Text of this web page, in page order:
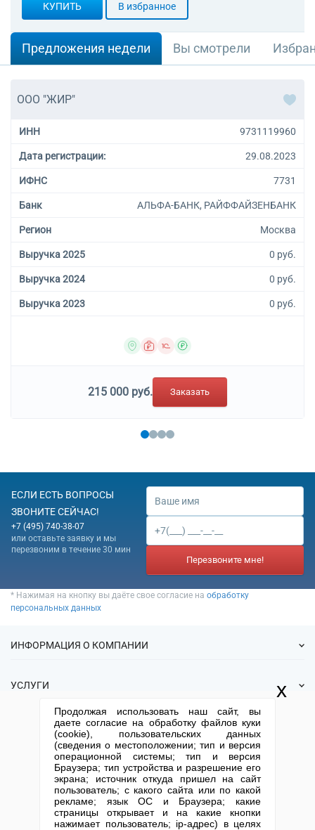
КУПИТЬ В избранное
Предложения недели Вы смотрели
ООО "ЖИР"
ИНН 9731119960
Дата регистрации: 29.08.2023
ИФНС 7731
Банк АЛЬФА-БАНК, РАЙФФАЙЗЕНБАНК
Регион Москва
Выручка 2025 0 руб.
Выручка 2024 0 руб.
Выручка 2023 0 руб.
215 000 руб. Заказать
ЕСЛИ ЕСТЬ ВОПРОСЫ
ЗВОНИТЕ СЕЙЧАС!
+7 (495) 740-38-07
или оставьте заявку и мы
перезвоним в течение 30 мин
Перезвоните мне!
* Нажимая на кнопку вы даёте свое согласие на обработку
персональных данных
ИНФОРМАЦИЯ О КОМПАНИИ
О нас
Спецпредложения
УСЛУГИ
Готовые фирмы
Продажа фирм
Регистрация
Ликвидация
Регистрация изменений
Юридические адреса
Открытие юр. лица
КОНТАКТНАЯ ИНФОРМАЦИЯ
+7 (495) 740-38-07
(По Москве)
mail@1-urist.ru
Спросить у юриста
Москва, ул. Сущевский вал,
дом 5, стр. 3
Письмо директору
Продолжая использовать наш сайт, вы
даете согласие на обработку файлов куки
(cookie), пользовательских данных
(сведения о местоположении; тип и версия
операционной системы; тип и версия
Браузера; тип устройства и разрешение его
экрана; источник откуда пришел на сайт
пользователь; с какого сайта или по какой
рекламе; язык ОС и Браузера; какие
страницы открывает и на какие кнопки
нажимает пользователь; ip-адрес) в целях
x